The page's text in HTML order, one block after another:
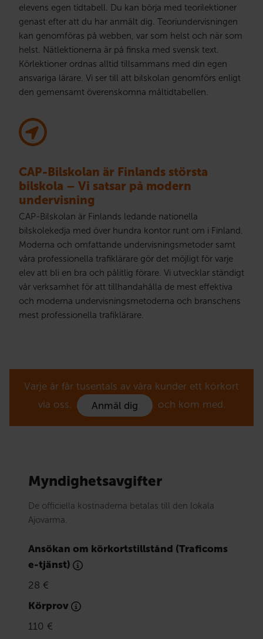
elevens egen tidtabell. Du kan börja med teorilektioner
genast efter att du har anmält dig. Teoriundervisningen
kan genomföras på webben, var som helst och när som
helst. Nätlektionerna är på finska med svensk text.
Körlektioner ordnas alltid tillsammans med din egen
ansvariga lärare. Vi ser till att bilskolan genomförs enligt
den gemensamt överenskomna måltidtabellen.
CAP-Bilskolan är Finlands största
bilskola – Vi satsar på modern
undervisning
CAP-Bilskolan är Finlands ledande nationella
bilskolekedja med över hundra kontor runt om i Finland.
Moderna och omfattande undervisningsmetoder samt
våra professionella trafiklärare gör det möjligt för varje
elev att bli en bra och pålitlig förare. Vi utvecklar ständigt
vår verksamhet för att tillhandahålla de mest effektiva
och moderna undervisningsmetoderna och branschens
mest professionella trafiklärare.
Varje år får tusentals av våra kunder ett körkort
via oss.
Anmäl dig och kom med.
Myndighetsavgifter
De officiella kostnaderna betalas till den lokala
Ajovarma.
Ansökan om körkortstillstånd (Traficoms
e-tjänst)
28 €
Körprov
110 €